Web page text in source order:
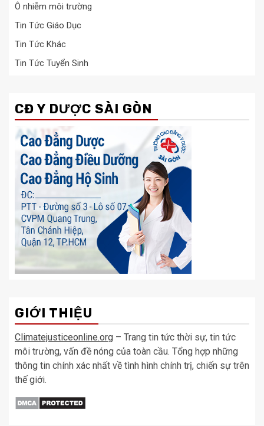
Ô nhiễm môi trường
Tin Tức Giáo Dục
Tin Tức Khác
Tin Tức Tuyển Sinh
CĐ Y DƯỢC SÀI GÒN
GIỚI THIỆU
Climatejusticeonline.org – Trang tin tức thời sự, tin tức
môi trường, vấn đề nóng của toàn cầu. Tổng hợp những
thông tin chính xác nhất về tình hình chính trị, chiến sự trên
thế giới.